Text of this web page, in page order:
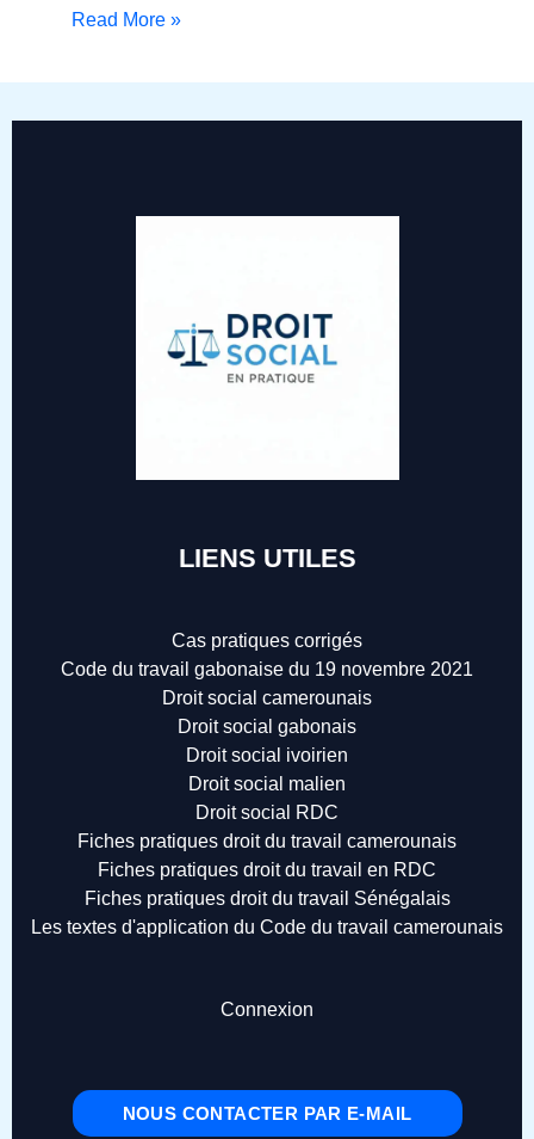
Read More »
LIENS UTILES
Cas pratiques corrigés
Code du travail gabonaise du 19 novembre 2021
Droit social camerounais
Droit social gabonais
Droit social ivoirien
Droit social malien
Droit social RDC
Fiches pratiques droit du travail camerounais
Fiches pratiques droit du travail en RDC
Fiches pratiques droit du travail Sénégalais
Les textes d'application du Code du travail camerounais
Connexion
NOUS CONTACTER PAR E-MAIL